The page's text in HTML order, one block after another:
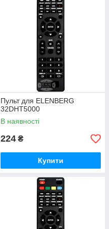
Пульт для ELENBERG
32DHT5000
В наявності
224 ₴
Купити